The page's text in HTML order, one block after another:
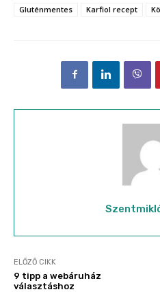
Gluténmentes
Karfiol recept
ELŐZŐ CIKK
9 tipp a webáruház
választáshoz